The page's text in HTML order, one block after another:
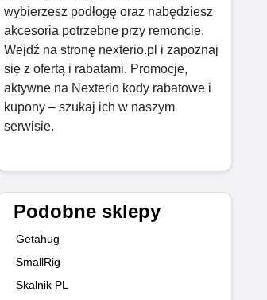
wybierzesz podłogę oraz nabędziesz
akcesoria potrzebne przy remoncie.
Wejdź na stronę nexterio.pl i zapoznaj
się z ofertą i rabatami. Promocje,
aktywne na Nexterio kody rabatowe i
kupony – szukaj ich w naszym
serwisie.
Podobne sklepy
Getahug
SmallRig
Skalnik PL